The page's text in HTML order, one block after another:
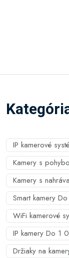
IP kamerové
Kamery s
Kamery s
Smart kamery
WiFi kamerové
IP kamery Do 1
Držiaky na